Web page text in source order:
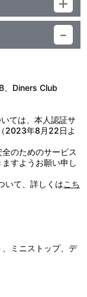
い圧力をかけます
る場所での使用や
ください。
それがあります。
た中性洗剤を含ま
てください。
、Diners Club
ては、本人認証サ
2023年8月22日よ
のためのサービス
すようお願い申し
いて、詳しくはこち
ミニストップ、デ